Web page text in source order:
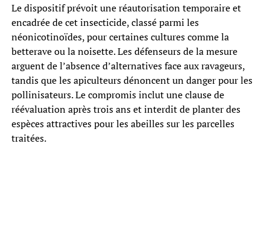
Le dispositif prévoit une réautorisation temporaire et
encadrée de cet insecticide, classé parmi les
néonicotinoïdes, pour certaines cultures comme la
betterave ou la noisette. Les défenseurs de la mesure
arguent de l’absence d’alternatives face aux ravageurs,
tandis que les apiculteurs dénoncent un danger pour les
pollinisateurs. Le compromis inclut une clause de
réévaluation après trois ans et interdit de planter des
espèces attractives pour les abeilles sur les parcelles
traitées.